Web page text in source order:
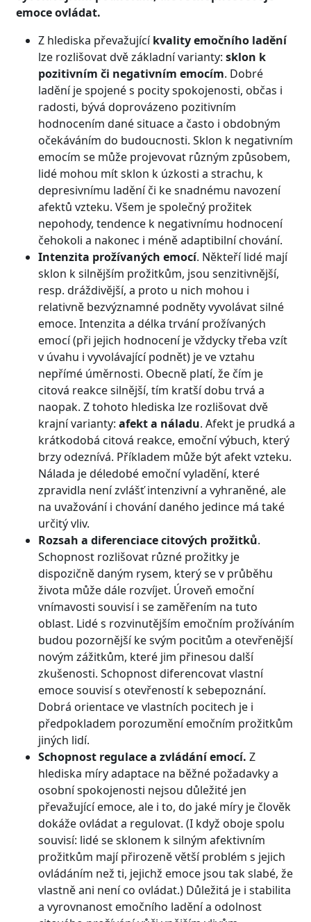
emoce ovládat.
Z hlediska převažujícíkvality emočního ladění
lze rozlišovat dvě základní varianty: sklon k
pozitivním či negativním emocím. Dobré
ladění je spojené s pocity spokojenosti, občas i
radosti, bývá doprovázeno pozitivním
hodnocením dané situace a často i obdobným
očekáváním do budoucnosti. Sklon k negativním
emocím se může projevovat různým způsobem,
lidé mohou mít sklon k úzkosti a strachu, k
depresivnímu ladění či ke snadnému navození
afektů vzteku. Všem je společný prožitek
nepohody, tendence k negativnímu hodnocení
čehokoli a nakonec i méně adaptibilní chování.
Intenzita prožívaných emocí. Někteří lidé mají
sklon k silnějším prožitkům, jsou senzitivnější,
resp. dráždivější, a proto u nich mohou i
relativně bezvýznamné podněty vyvolávat silné
emoce. Intenzita a délka trvání prožívaných
emocí (při jejich hodnocení je vždycky třeba vzít
v úvahu i vyvolávající podnět) je ve vztahu
nepřímé úměrnosti. Obecně platí, že čím je
citová reakce silnější, tím kratší dobu trvá a
naopak. Z tohoto hlediska lze rozlišovat dvě
krajní varianty: afekt a náladu. Afekt je prudká a
krátkodobá citová reakce, emoční výbuch, který
brzy odeznívá. Příkladem může být afekt vzteku.
Nálada je déledobé emoční vyladění, které
zpravidla není zvlášť intenzivní a vyhraněné, ale
na uvažování i chování daného jedince má také
určitý vliv.
Rozsah a diferenciace citových prožitků.
Schopnost rozlišovat různé prožitky je
dispozičně daným rysem, který se v průběhu
života může dále rozvíjet. Úroveň emoční
vnímavosti souvisí i se zaměřením na tuto
oblast. Lidé s rozvinutějším emočním prožíváním
budou pozornější ke svým pocitům a otevřenější
novým zážitkům, které jim přinesou další
zkušenosti. Schopnost diferencovat vlastní
emoce souvisí s otevřeností k sebepoznání.
Dobrá orientace ve vlastních pocitech je i
předpokladem porozumění emočním prožitkům
jiných lidí.
Schopnost regulace a zvládání emocí. Z
hlediska míry adaptace na běžné požadavky a
osobní spokojenosti nejsou důležité jen
převažující emoce, ale i to, do jaké míry je člověk
dokáže ovládat a regulovat. (I když oboje spolu
souvisí: lidé se sklonem k silným afektivním
prožitkům mají přirozeně větší problém s jejich
ovládáním než ti, jejichž emoce jsou tak slabé, že
vlastně ani není co ovládat.) Důležitá je i stabilita
a vyrovnanost emočního ladění a odolnost